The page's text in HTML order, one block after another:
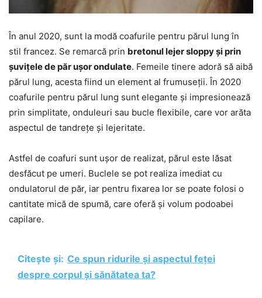
În anul 2020, sunt la modă coafurile pentru părul lung în
stil francez. Se remarcă prin bretonul lejer sloppy și prin
șuvițele de păr ușor ondulate. Femeile tinere adoră să aibă
părul lung, acesta fiind un element al frumuseții. În 2020
coafurile pentru părul lung sunt elegante și impresionează
prin simplitate, onduleuri sau bucle flexibile, care vor arăta
aspectul de tandrețe și lejeritate.
Astfel de coafuri sunt ușor de realizat, părul este lăsat
desfăcut pe umeri. Buclele se pot realiza imediat cu
ondulatorul de păr, iar pentru fixarea lor se poate folosi o
cantitate mică de spumă, care oferă și volum podoabei
capilare.
Citește și: Ce spun ridurile și aspectul feței
despre corpul și sănătatea ta?